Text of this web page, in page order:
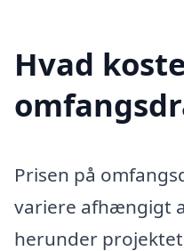
Hvad
Prisen på
variere afhængigt
herunder